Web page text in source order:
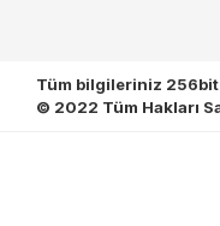
Tüm bilgileriniz 256bit
© 2022 Tüm Hakları